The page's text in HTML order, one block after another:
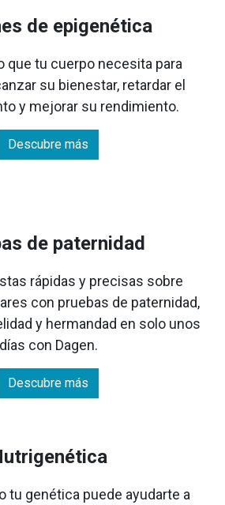
de epigenética
tu cuerpo necesita para
su bienestar, retardar el
y mejorar su rendimiento.
Descubre más
de paternidad
rápidas y precisas sobre
con pruebas de paternidad,
y hermandad en solo unos
días con Dagen.
Descubre más
tu genética puede ayudarte a